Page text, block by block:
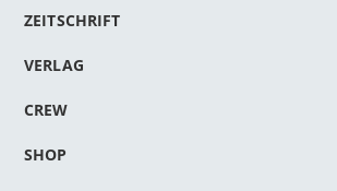
ZEITSCHRIFT
VERLAG
CREW
SHOP